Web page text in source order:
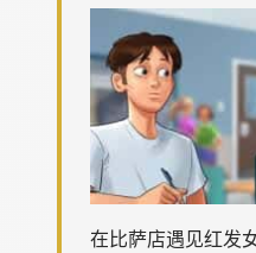
在比萨店遇见红发